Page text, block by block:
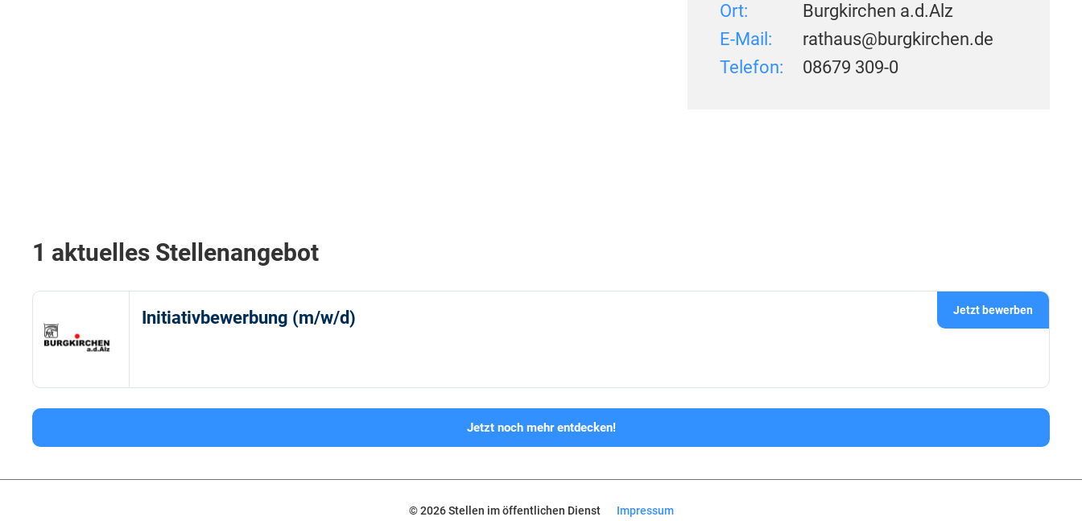
Ort:
Burgkirchen a.d.Alz
E-Mail:
rathaus@burgkirchen.de
Telefon:
08679 309-0
1 aktuelles Stellenangebot
Initiativbewerbung (m/w/d) Jetzt bewerben
Jetzt noch mehr entdecken!
© 2026 Stellen im öffentlichen Dienst Impressum